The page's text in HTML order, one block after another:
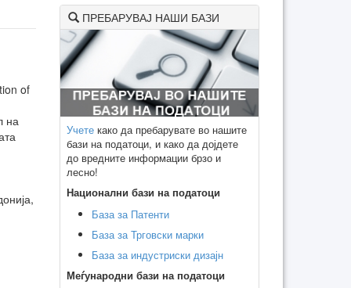
of
на
ПРЕБАРУВАЈ НАШИ БАЗИ
Учете како да пребарувате во нашите
бази на податоци, и како да дојдете
до вредните информации брзо и
лесно!
Национални бази на податоци
База за Патенти
База за Трговски марки
База за индустриски дизајн
Меѓународни бази на податоци